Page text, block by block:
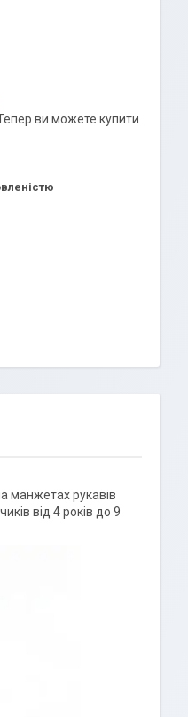
ви можете купити
манжетах рукавів
від 4 років до 9